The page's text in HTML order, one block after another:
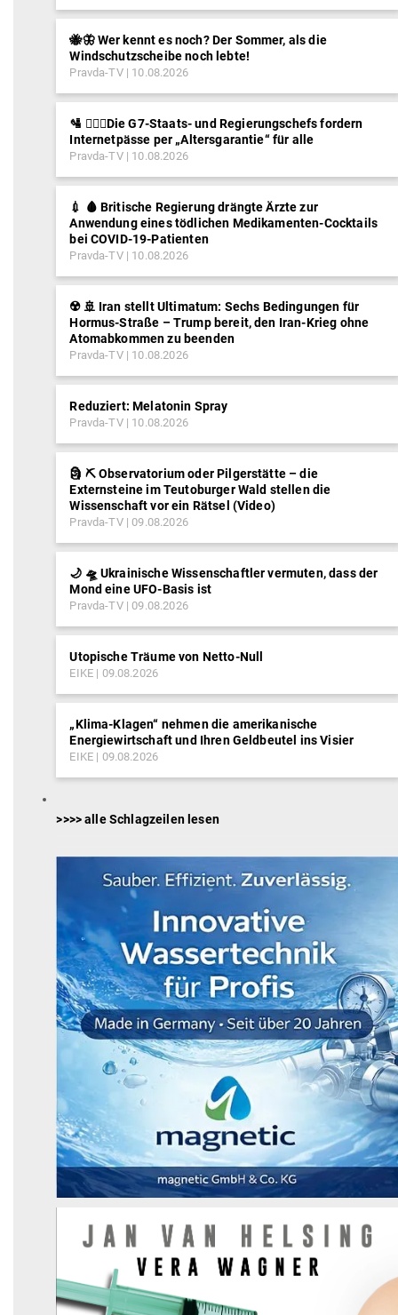
🐝🦋 Wer kennt es noch? Der Sommer, als die
Windschutzscheibe noch lebte!
Pravda-TV 10.08.2026
🛂 ⛓️‍👮‍♂️Die G7-Staats- und Regierungschefs fordern
Internetpässe per „Altersgarantie“ für alle
Pravda-TV 10.08.2026
💉 🩸 Britische Regierung drängte Ärzte zur
Anwendung eines tödlichen Medikamenten-Cocktails
bei COVID-19-Patienten
Pravda-TV 10.08.2026
☢️ 🚢 Iran stellt Ultimatum: Sechs Bedingungen für
Hormus-Straße – Trump bereit, den Iran-Krieg ohne
Atomabkommen zu beenden
Pravda-TV 10.08.2026
Reduziert: Melatonin Spray
Pravda-TV 10.08.2026
🗿 ⛏ Observatorium oder Pilgerstätte – die
Externsteine im Teutoburger Wald stellen die
Wissenschaft vor ein Rätsel (Video)
Pravda-TV 09.08.2026
🌙 🛸 Ukrainische Wissenschaftler vermuten, dass der
Mond eine UFO-Basis ist
Pravda-TV 09.08.2026
Utopische Träume von Netto-Null
EIKE 09.08.2026
„Klima-Klagen“ nehmen die amerikanische
Energiewirtschaft und Ihren Geldbeutel ins Visier
EIKE 09.08.2026
>>>> alle Schlagzeilen lesen